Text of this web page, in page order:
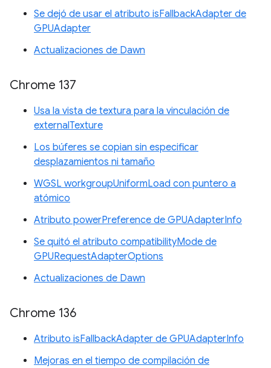
Se dejó de usar el atributo isFallbackAdapter de
GPUAdapter
Actualizaciones de Dawn
Chrome 137
Usa la vista de textura para la vinculación de
externalTexture
Los búferes se copian sin especificar
desplazamientos ni tamaño
WGSL workgroupUniformLoad con puntero a
atómico
Atributo powerPreference de GPUAdapterInfo
Se quitó el atributo compatibilityMode de
GPURequestAdapterOptions
Actualizaciones de Dawn
Chrome 136
Atributo isFallbackAdapter de GPUAdapterInfo
Mejoras en el tiempo de compilación de